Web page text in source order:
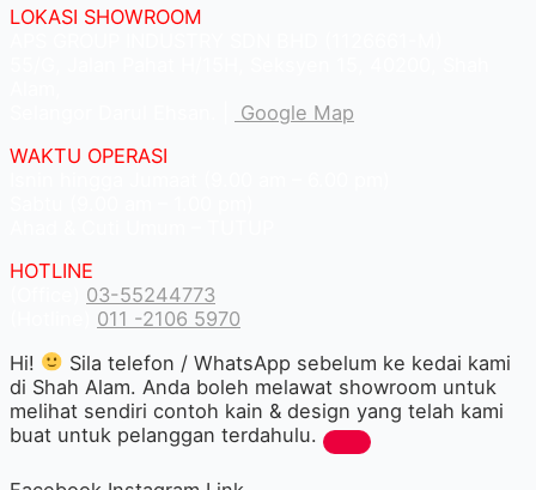
LOKASI SHOWROOM
Google Map
WAKTU OPERASI
HOTLINE
03-55244773
011 -2106 5970
Hi!
Sila telefon / WhatsApp sebelum ke kedai kami
di Shah Alam. Anda boleh melawat showroom untuk
melihat sendiri contoh kain & design yang telah kami
buat untuk pelanggan terdahulu.